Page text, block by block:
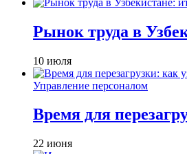
Рынок труда в
10 июля
Управление персоналом
Время для
22 июня